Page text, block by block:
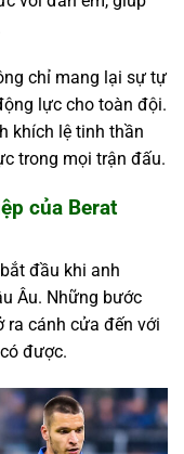
chỉ mang lại sự tự
lực cho toàn đội.
khích lệ tinh thần
trong mọi trận đấu.
của Berat
đầu khi anh
Âu. Những bước
ra cánh cửa đến với
được.